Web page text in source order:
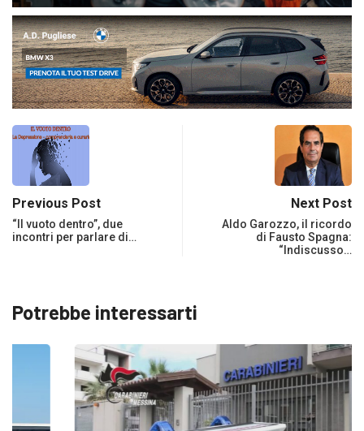
Previous Post
“Il vuoto dentro”, due
incontri per parlare di…
Next Post
Aldo Garozzo, il ricordo
di Fausto Spagna:
“Indiscusso…
Potrebbe interessarti